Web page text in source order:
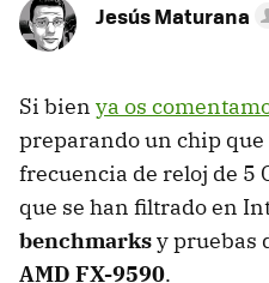
Jesús Maturana
Si bien ya os
preparando un chip
frecuencia de reloj de 5
que se han filtrado en
benchmarksy pruebas
AMD FX-9590.